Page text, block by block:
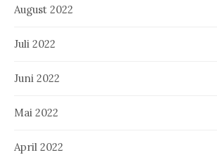
August 2022
Juli 2022
Juni 2022
Mai 2022
April 2022